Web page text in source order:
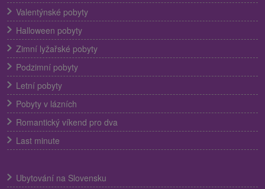
Valentýnské pobyty
Halloween pobyty
Zimní lyžařské pobyty
Podzimní pobyty
Letní pobyty
Pobyty v lázních
Romantický víkend pro dva
Last minute
Ubytování na Slovensku